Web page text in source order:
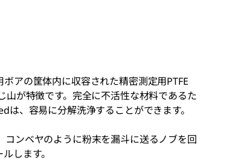
アの筐体内に収容された精密測定用PTFE
山が特徴です。完全に不活性な材料であるた
、容易に分解洗浄することができます。
ンベヤのように粉末を漏斗に送るノブを回
します。